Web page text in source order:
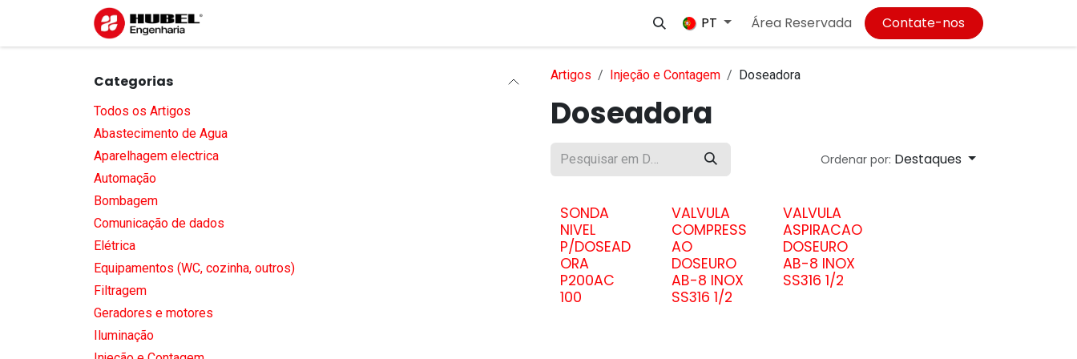
Pular para o conteúdo
Empregos
PT Área Reservada Contate-nos
Categorias
Todos os Artigos
Abastecimento de Agua
Aparelhagem electrica
Automação
Bombagem
Comunicação de dados
Elétrica
Equipamentos (WC, cozinha, outros)
Filtragem
Geradores e motores
Iluminação
Artigos Injeção e Contagem Doseadora
Doseadora
Ordenar por: Destaques
SONDA
NIVEL
P/DOSEAD
ORA
P200AC
100
VALVULA
COMPRESS
AO
DOSEURO
AB-8 INOX
SS316 1/2
VALVULA
ASPIRACAO
DOSEURO
AB-8 INOX
SS316 1/2